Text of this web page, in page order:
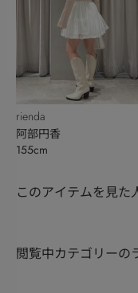
rienda
阿部円香
155cm
このアイテムを見た
閲覧中カテゴリーの